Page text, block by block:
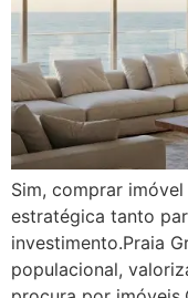
Sim, comprar
estratégica tanto
investimento.Praia
populacional,